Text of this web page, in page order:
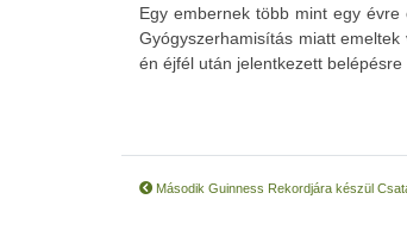
Egy embernek több mint egy évre
Gyógyszerhamisítás miatt
én éjfél után jelentkezett
Második Guinness Rekordjára készül